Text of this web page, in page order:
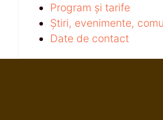
Program și tarife
Știri, evenimente,
Date de contact